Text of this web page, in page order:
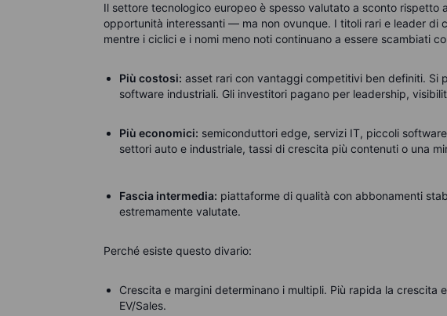
Il settore tecnologico europeo è spesso valutato a sconto rispetto
opportunità interessanti — ma non ovunque. I titoli rari e leader di
mentre i ciclici e i nomi meno noti continuano a essere scambiati
Più costosi: asset rari con vantaggi competitivi ben definiti. Si
software industriali. Gli investitori pagano per leadership,
Più economici: semiconduttori edge, servizi IT, piccoli
settori auto e industriale, tassi di crescita più contenuti o una
Fascia intermedia: piattaforme di qualità con abbonamenti
estremamente valutate.
Perché esiste questo divario:
Crescita e margini determinano i multipli. Più rapida la crescita
EV/Sales.